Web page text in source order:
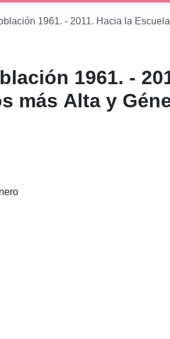
1961. -
más Alta y